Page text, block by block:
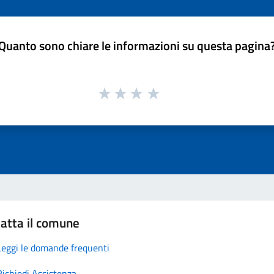
sono chiare le informazioni su questa
il comune
le domande frequenti